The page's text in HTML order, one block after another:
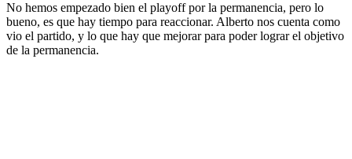
No hemos empezado bien el playoff por la permanencia, pero lo
bueno, es que hay tiempo para reaccionar. Alberto nos cuenta como
vio el partido, y lo que hay que mejorar para poder lograr el objetivo
de la permanencia.